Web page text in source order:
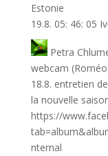
Estonie
19.8. 05: 46: 05
Petra
webcam
18.8. entretien
la nouvelle
https://
nternal